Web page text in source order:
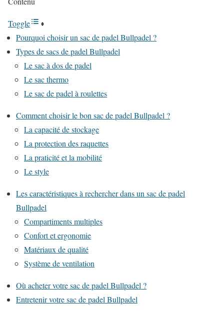
Toggle
Pourquoi choisir un sac de padel Bullpadel ?
Types de sacs de padel Bullpadel
Le sac à dos de padel
Le sac thermo
Le sac de padel à roulettes
Comment choisir le bon sac de padel Bullpadel ?
La capacité de stockage
La protection des raquettes
La praticité et la mobilité
Le style
Les caractéristiques à rechercher dans un sac de padel
Bullpadel
Compartiments multiples
Confort et ergonomie
Matériaux de qualité
Système de ventilation
Où acheter votre sac de padel Bullpadel ?
Entretenir votre sac de padel Bullpadel